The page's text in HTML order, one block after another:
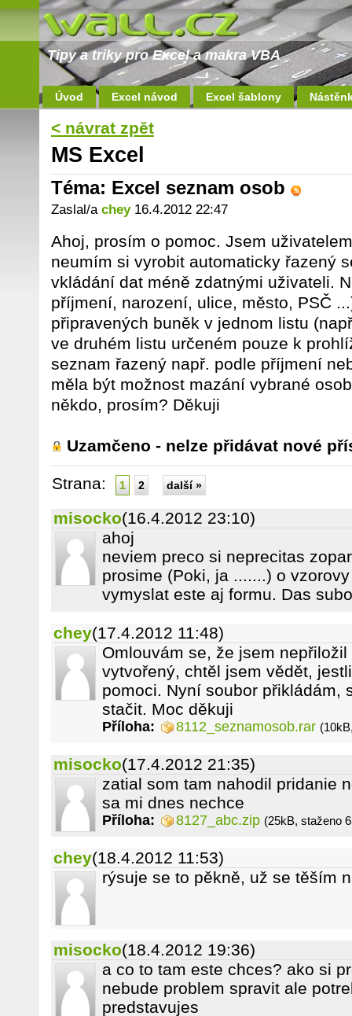
Tipy a triky pro Excel a makra VBA
Úvod Excel návod Excel šablony
< návrat zpět
MS Excel
Téma: Excel seznam osob
Zaslal/a chey16.4.2012 22:47
Ahoj, prosím o pomoc. Jsem
neumím si vyrobit automaticky řazený
vkládání dat méně zdatnými uživateli.
příjmení, narození, ulice, město, PSČ
připravených buněk v jednom listu
ve druhém listu určeném pouze k
seznam řazený např. podle příjmení
měla být možnost mazání vybrané
někdo, prosím? Děkuji
Uzamčeno - nelze přidávat nové
Strana: 1 2 další »
misocko(16.4.2012 23:10)
ahoj
neviem preco si neprecitas
prosime (Poki, ja .......) o
vymyslat este aj formu. Das
chey(17.4.2012 11:48)
Omlouvám se, že jsem
vytvořený, chtěl jsem vědět,
pomoci. Nyní soubor přikládám,
stačit. Moc děkuji
Příloha: 8112_seznamosob.rar
misocko(17.4.2012 21:35)
zatial som tam nahodil pridanie
sa mi dnes nechce
Příloha: 8127_abc.zip (25kB, staženo
chey(18.4.2012 11:53)
rýsuje se to pěkně, už se těším
misocko(18.4.2012 19:36)
a co to tam este chces? ako si
nebude problem spravit ale
predstavujes